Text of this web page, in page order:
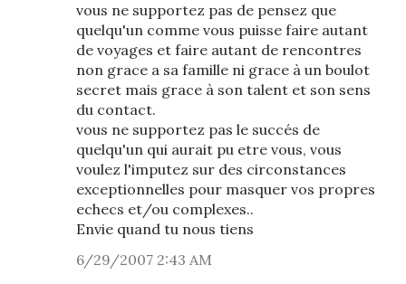
vous ne supportez pas de pensez que
quelqu'un comme vous puisse faire autant
de voyages et faire autant de rencontres
non grace a sa famille ni grace à un boulot
secret mais grace à son talent et son sens
du contact.
vous ne supportez pas le succés de
quelqu'un qui aurait pu etre vous, vous
voulez l'imputez sur des circonstances
exceptionnelles pour masquer vos propres
echecs et/ou complexes..
Envie quand tu nous tiens
6/29/2007 2:43 AM